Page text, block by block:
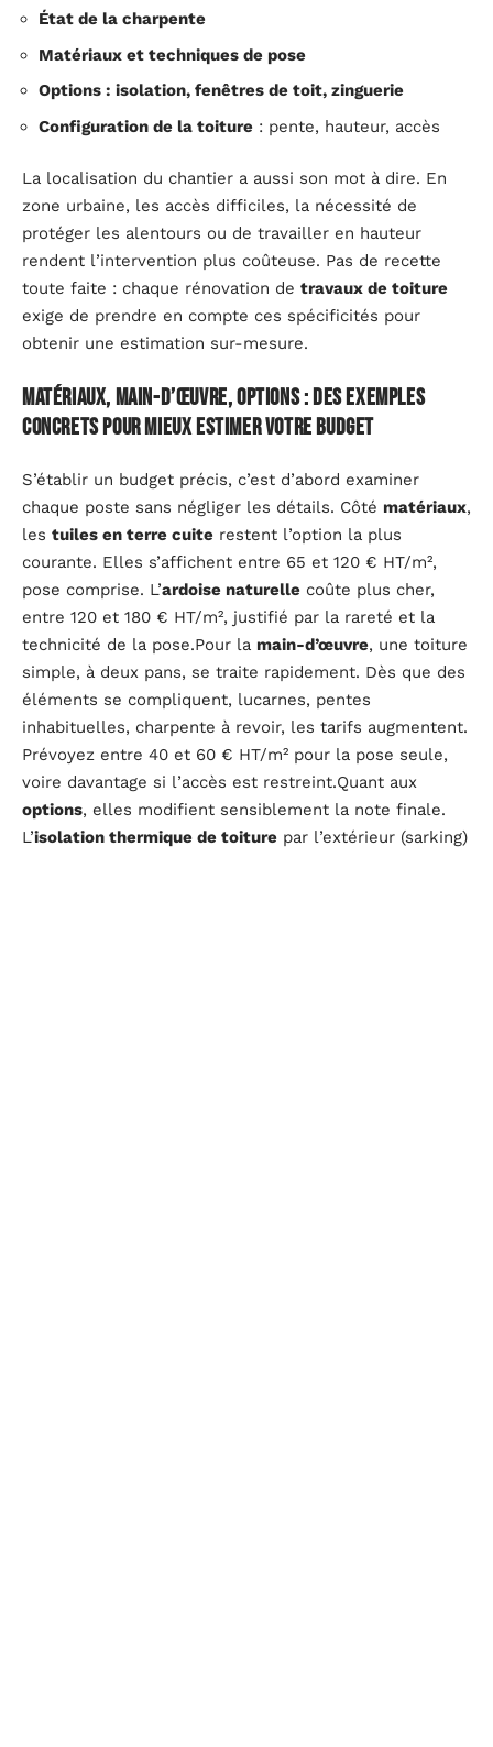
État de la charpente
Matériaux et techniques de pose
Options : isolation, fenêtres de toit, zinguerie
Configuration de la toiture : pente, hauteur, accès
La localisation du chantier a aussi son mot à dire. En
zone urbaine, les accès difficiles, la nécessité de
protéger les alentours ou de travailler en hauteur
rendent l’intervention plus coûteuse. Pas de recette
toute faite : chaque rénovation de travaux de toiture
exige de prendre en compte ces spécificités pour
obtenir une estimation sur-mesure.
Matériaux, main-d’œuvre, options : des exemples
concrets pour mieux estimer votre budget
S’établir un budget précis, c’est d’abord examiner
chaque poste sans négliger les détails. Côté matériaux,
les tuiles en terre cuite restent l’option la plus
courante. Elles s’affichent entre 65 et 120 € HT/m²,
pose comprise. L’ardoise naturelle coûte plus cher,
entre 120 et 180 € HT/m², justifié par la rareté et la
technicité de la pose.Pour la main-d’œuvre, une toiture
simple, à deux pans, se traite rapidement. Dès que des
éléments se compliquent, lucarnes, pentes
inhabituelles, charpente à revoir, les tarifs augmentent.
Prévoyez entre 40 et 60 € HT/m² pour la pose seule,
voire davantage si l’accès est restreint.Quant aux
options, elles modifient sensiblement la note finale.
L’isolation thermique de toiture par l’extérieur (sarking)